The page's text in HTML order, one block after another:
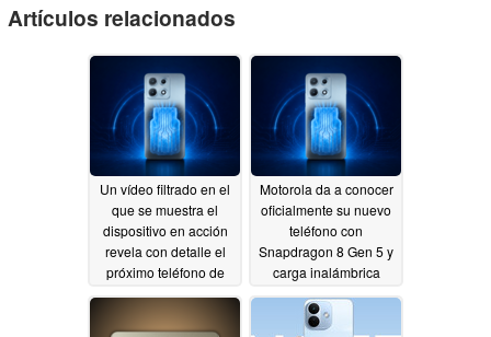
Artículos relacionados
Un vídeo filtrado en el
que se muestra el
dispositivo en acción
revela con detalle el
próximo teléfono de
Motorola07/13/2026
Motorola da a conocer
oficialmente su nuevo
teléfono con
Snapdragon 8 Gen 5 y
carga inalámbrica
magnética07/11/2026